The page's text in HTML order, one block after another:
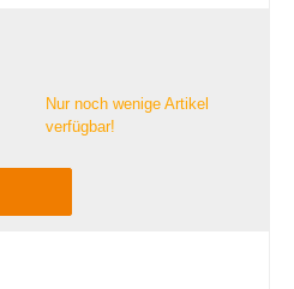
Nur noch wenige Artikel
verfügbar!